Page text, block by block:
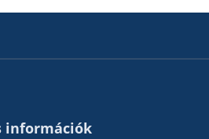
információk